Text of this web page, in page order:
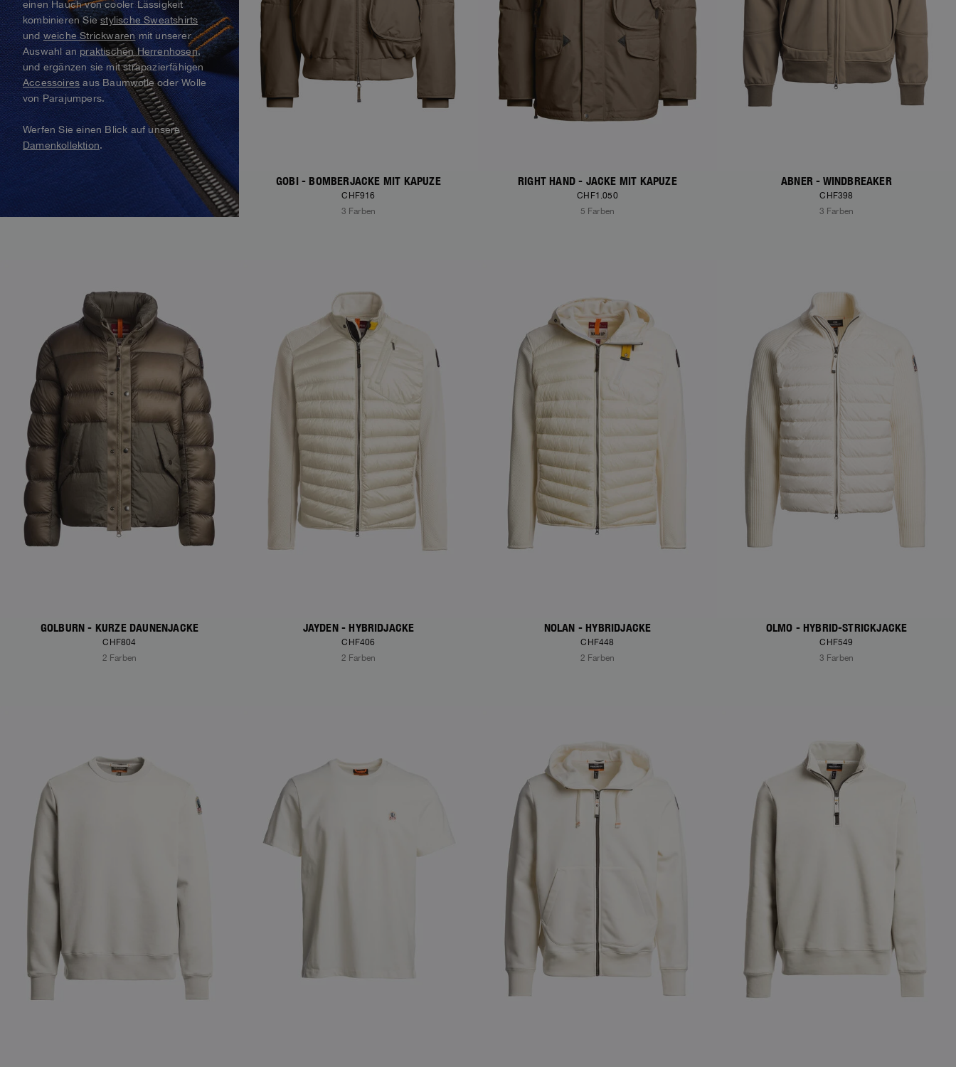
Westen
Bademode
Parka-Jacke
Alles anzeigen
Parka
Alles anzeigen
Alaskan Bush Pilot
View All
einen Hauch von cooler Lässigkeit
kombinieren Siestylische Sweatshirts
undweiche Strickwarenmit unserer
Auswahl anpraktischen Herrenhosen,
und ergänzen sie mit strapazierfähigen
Accessoiresaus Baumwolle oder Wolle
von Parajumpers.
Werfen Sie einen Blick auf unsere
Damenkollektion.
GOBI - BOMBERJACKE MIT KAPUZE
CHF916
3 Farben
RIGHT HAND - JACKE MIT KAPUZE
CHF1.050
5 Farben
ABNER - WINDBREAKER
CHF398
3 Farben
GOLBURN - KURZE DAUNENJACKE
CHF804
2 Farben
JAYDEN - HYBRIDJACKE
CHF406
2 Farben
NOLAN - HYBRIDJACKE
CHF448
2 Farben
OLMO - HYBRID-STRICKJACKE
CHF549
3 Farben